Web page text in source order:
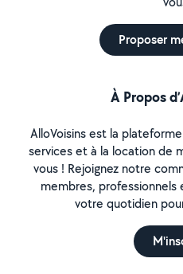
Proposer
À Propos
AlloVoisins est la
services et à la location de
vous ! Rejoignez notre
membres,
votre quotidien